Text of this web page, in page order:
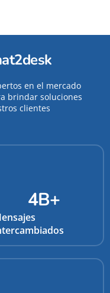
en el mercado
brindar soluciones
clientes
4B+